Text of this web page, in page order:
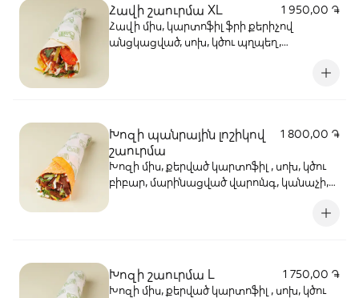
Հավի շաուրմա XL
1 950,00 ֏
Հավի միս, կարտոֆիլ ֆրի քերիչով
անցկացված, սոխ, կծու պղպեղ,
Խոզի պանրային լոշիկով
շաուրմա
1 800,00 ֏
Խոզի միս, քերված կարտոֆիլ , սոխ, կծու
բիբար, մարինացված վարունգ, կանաչի,
Խոզի շաուրմա L
1 750,00 ֏
Խոզի միս, քերված կարտոֆիլ , սոխ, կծու